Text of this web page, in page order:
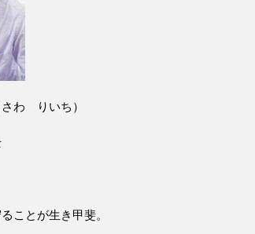
わ りいち）
ことが生き甲斐。